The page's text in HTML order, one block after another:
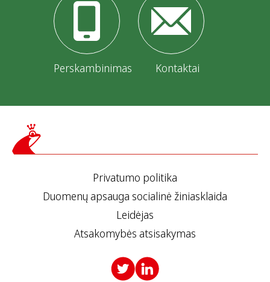
Perskambinimas Kontaktai
Privatumo politika
Duomenų apsauga socialinė žiniasklaida
Leidėjas
Atsakomybės atsisakymas